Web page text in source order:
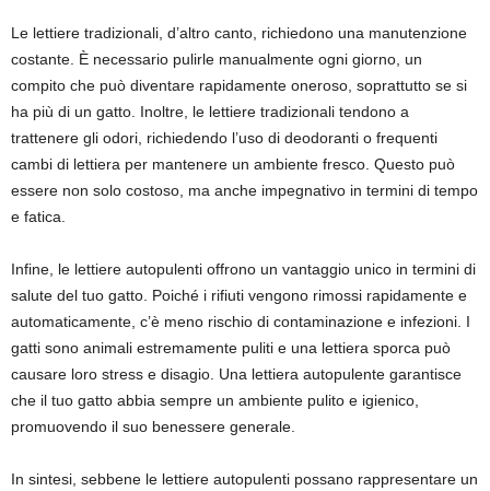
Le lettiere tradizionali, d’altro canto, richiedono una manutenzione
costante. È necessario pulirle manualmente ogni giorno, un
compito che può diventare rapidamente oneroso, soprattutto se si
ha più di un gatto. Inoltre, le lettiere tradizionali tendono a
trattenere gli odori, richiedendo l’uso di deodoranti o frequenti
cambi di lettiera per mantenere un ambiente fresco. Questo può
essere non solo costoso, ma anche impegnativo in termini di tempo
e fatica.
Infine, le lettiere autopulenti offrono un vantaggio unico in termini di
salute del tuo gatto. Poiché i rifiuti vengono rimossi rapidamente e
automaticamente, c’è meno rischio di contaminazione e infezioni. I
gatti sono animali estremamente puliti e una lettiera sporca può
causare loro stress e disagio. Una lettiera autopulente garantisce
che il tuo gatto abbia sempre un ambiente pulito e igienico,
promuovendo il suo benessere generale.
In sintesi, sebbene le lettiere autopulenti possano rappresentare un